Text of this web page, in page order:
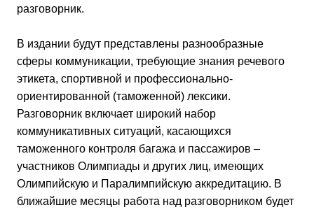
разговорник.
В издании будут представлены разнообразные
сферы коммуникации, требующие знания речевого
этикета, спортивной и профессионально-
ориентированной (таможенной) лексики.
Разговорник включает широкий набор
коммуникативных ситуаций, касающихся
таможенного контроля багажа и пассажиров –
участников Олимпиады и других лиц, имеющих
Олимпийскую и Паралимпийскую аккредитацию. В
ближайшие месяцы работа над разговорником будет